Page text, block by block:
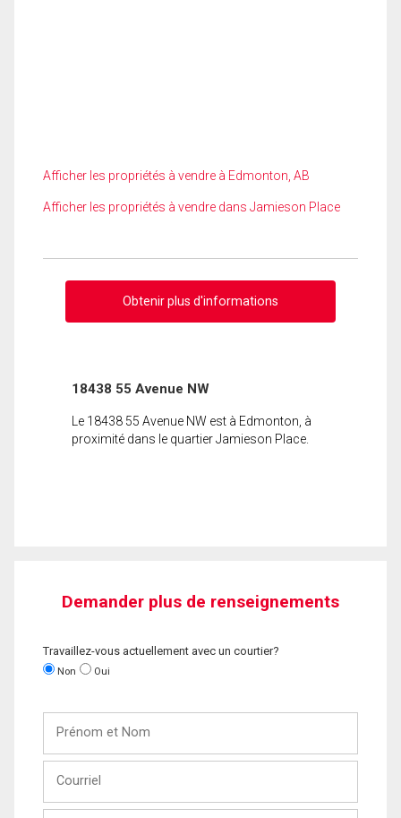
Afficher les propriétés à vendre à Edmonton, AB
Afficher les propriétés à vendre dans Jamieson Place
Obtenir plus d'informations
18438 55 Avenue NW
Le 18438 55 Avenue NW est à Edmonton, à
proximité dans le quartier Jamieson Place.
Demander plus de renseignements
Travaillez-vous actuellement avec un courtier?
Non Oui
Nom